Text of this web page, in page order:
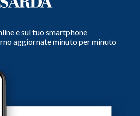
e sul tuo smartphone
aggiornate minuto per minuto